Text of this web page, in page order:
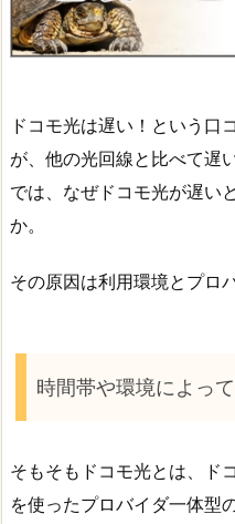
ドコモ光は遅い！という口
が、他の光回線と比べて遅
では、なぜドコモ光が遅い
か。
その原因は利用環境とプロ
時間帯や環境によっ
そもそもドコモ光とは、ド
を使ったプロバイダ一体型